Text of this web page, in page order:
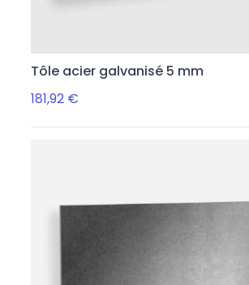
Tôle acier galvanisé 5 mm
181,92 €